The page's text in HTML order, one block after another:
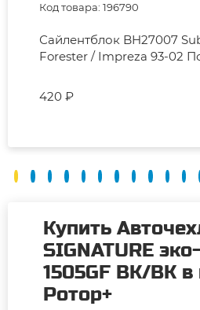
Код товара: 196790
Сайлентблок BH27007
Forester / Impreza 93-02
420 ₽
Купить
SIGNATURE
1505GF BK/BK
Ротор+